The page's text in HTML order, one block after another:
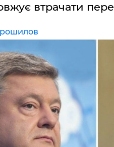
втрачати